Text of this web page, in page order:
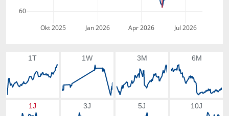
Okt 2025 Jan 2026 Apr 2026 Jul 2026
60
1T 1W 3M 6M
1J 3J 5J 10J